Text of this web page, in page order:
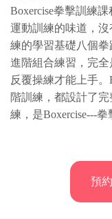
Boxercise拳擊訓練
運動訓練的味道，
練的學習基礎八個
進階組合練習，完
反覆操練才能上手
階訓練，都設計了
練，是Boxercise---